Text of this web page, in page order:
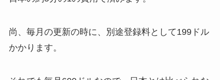
尚、毎月の更新の時に、別途登録料として199ドル
かかります。